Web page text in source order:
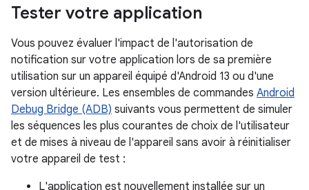
Tester votre application
Vous pouvez évaluer l'impact de l'autorisation de
notification sur votre application lors de sa première
utilisation sur un appareil équipé d'Android 13 ou d'une
version ultérieure. Les ensembles de commandes Android
Debug Bridge (ADB) suivants vous permettent de simuler
les séquences les plus courantes de choix de l'utilisateur
et de mises à niveau de l'appareil sans avoir à réinitialiser
votre appareil de test :
L'application est nouvellement installée sur un